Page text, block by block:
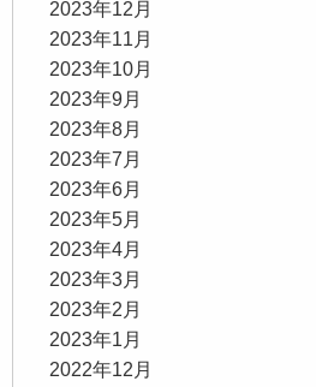
2023年12月
2023年11月
2023年10月
2023年9月
2023年8月
2023年7月
2023年6月
2023年5月
2023年4月
2023年3月
2023年2月
2023年1月
2022年12月